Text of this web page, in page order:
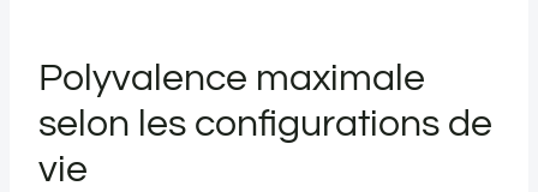
Polyvalence maximale
selon les configurations de
vie